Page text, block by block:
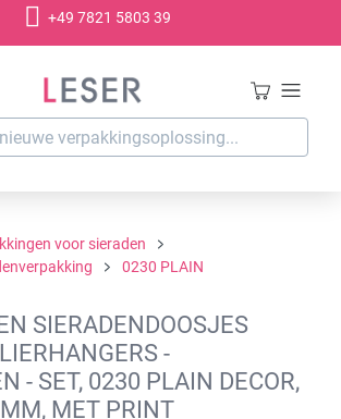
+49 7821 5803 39
voor sieraden
0230 PLAIN
SIERADENDOOSJES
-
- SET, 0230 PLAIN DECOR,
MET PRINT